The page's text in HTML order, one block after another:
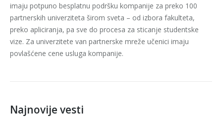
imaju potpuno besplatnu podršku kompanije za preko 100
partnerskih univerziteta širom sveta – od izbora fakulteta,
preko apliciranja, pa sve do procesa za sticanje studentske
vize. Za univerzitete van partnerske mreže učenici imaju
povlašćene cene usluga kompanije.
Najnovije vesti